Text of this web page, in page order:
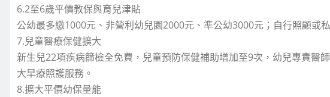
6.2至6歲平價教保與育兒津貼
公幼最多繳1000元、非營利幼兒園2000元、準公幼3000元；自行照顧或
7.兒童醫療保健擴大
新生兒22項疾病篩檢全免費，兒童預防保健補助增加至9次，幼兒專責醫
大早療照護服務。
8.擴大平價幼保量能